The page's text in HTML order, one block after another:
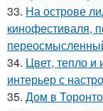
33. На острове
кинофестиваля,
34. Цвет, тепло и
интерьер с
35. Дом в